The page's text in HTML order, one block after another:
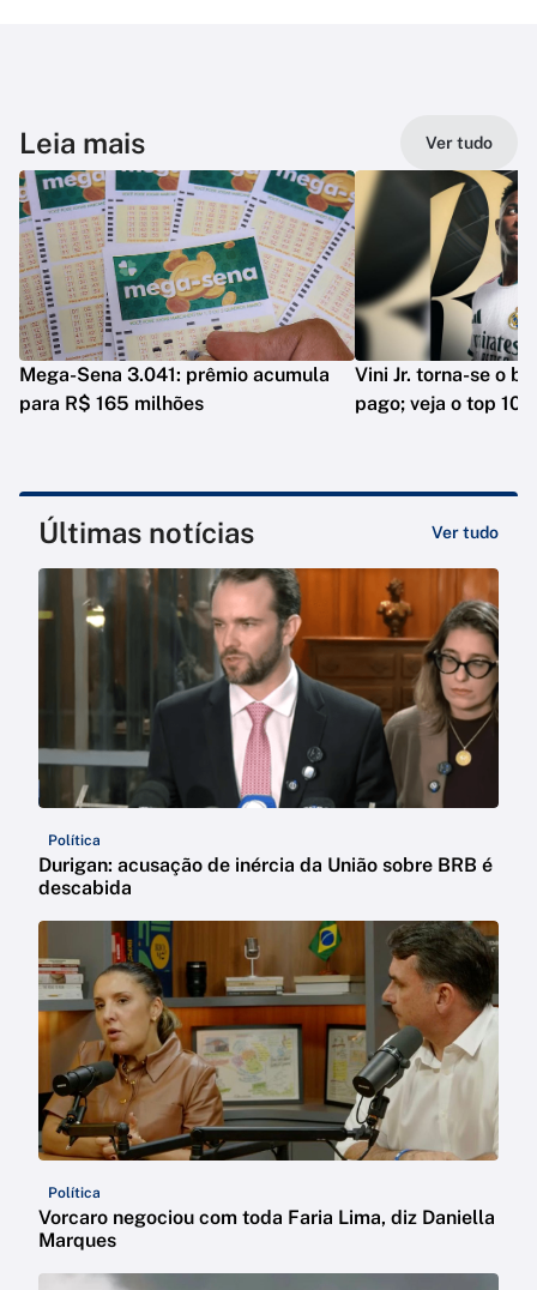
Leia mais Ver tudo
Mega-Sena 3.041: prêmio acumula
para R$ 165 milhões
Vini Jr. torna-se o
pago; veja o top 10
Últimas notícias Ver tudo
Política
Durigan: acusação de inércia da União sobre BRB é
descabida
Política
Vorcaro negociou com toda Faria Lima, diz Daniella
Marques